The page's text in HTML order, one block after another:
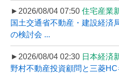
►2026/08/04 07:50 住宅産業
国土交通省不動産・建設経済
の検討会 ...
►2026/08/04 02:30 日本経済
野村不動産投資顧問と三菱